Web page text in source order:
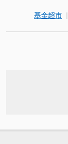
基金超市 |